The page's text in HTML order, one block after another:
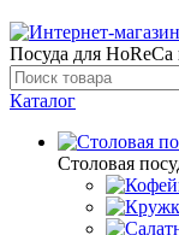
Посуда для HoReCa
Каталог
Столовая